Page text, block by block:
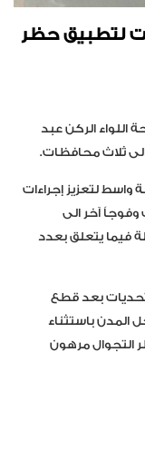
إلى 3 محافظات لتطبيق حظر
اللواء الركن عبد
الى ثلاث محافظات.
لتعزيز إجراءات
آخر الى
فيما يتعلق بعدد
بعد قطع
المدن باستثناء
التجوال مرهون